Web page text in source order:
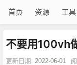
首页 资源 工具
不要用100vh
更新日期: 2022-06-01